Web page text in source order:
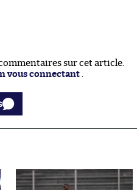
sur cet article.
vous connectant